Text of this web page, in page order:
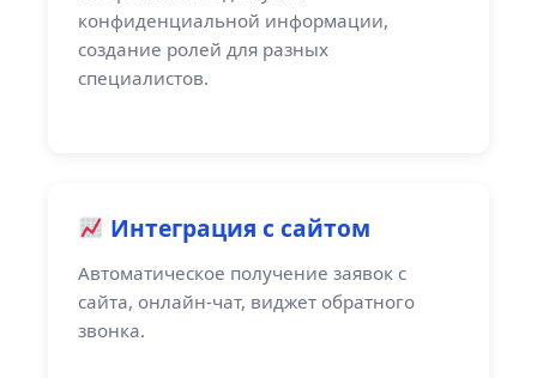
конфиденциальной информации,
создание ролей для разных
специалистов.
Интеграция с сайтом
Автоматическое получение заявок с
сайта, онлайн-чат, виджет обратного
звонка.